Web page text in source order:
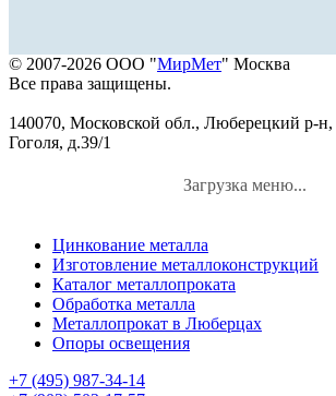
© 2007-2026 ООО "МирМет" Москва
Все права защищены.
140070, Московской обл., Люберецкий р-
Гоголя, д.39/1
Загрузка меню...
Цинкование металла
Изготовление металлоконструкций
Каталог металлопроката
Обработка металла
Металлопрокат в Люберцах
Опоры освещения
+7 (495) 987-34-14